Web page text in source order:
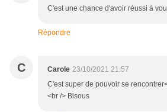
C'est une chance d'avoir réussi à
Répondre
C Carole 23/10/2021 21:57
C'est super de pouvoir se
<br /> Bisous